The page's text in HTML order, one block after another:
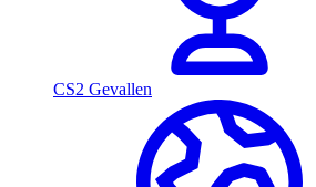
CS2 Gevallen